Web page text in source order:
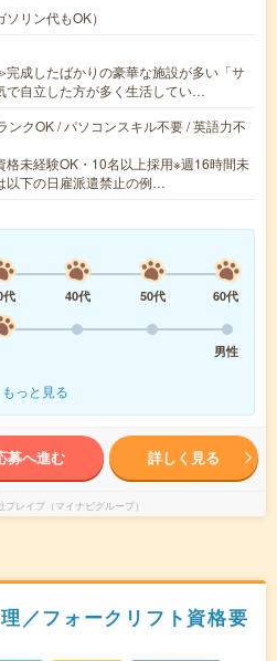
リン代もOK）
成したばかりの豪華な施設が多い「サ
で自立した方が多く生活してい…
ンクOK / パソコンスキル不要 / 英語力不
未経験OK・10名以上採用※週16時間未
以下の日雇派遣禁止の例…
代 40代 50代
60代
男性
もっと見る
募へ進む 詳しく見る
ブレイブ（マイナビグループ）
／フォークリフト資格要